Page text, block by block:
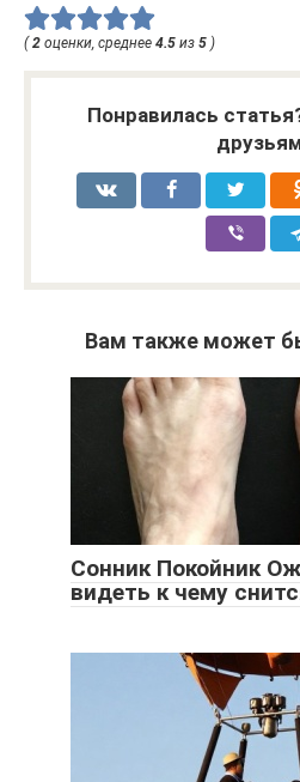
( 2 оценки, среднее 4.5 из 5 )
Понравилась
Вам также может
Сонник Покойник
видеть к чему